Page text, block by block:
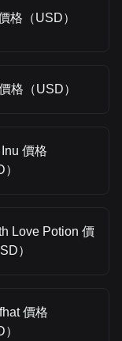
格（USD）
格（USD）
價格
Love Potion 價
）
價格